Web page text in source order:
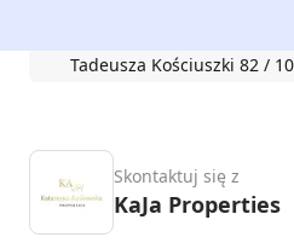
Tadeusza Kościuszki 82 /
Skontaktuj się z
KaJa Properties